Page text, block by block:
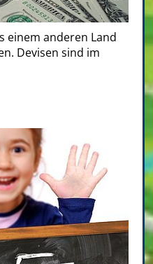
einem anderen Land
Devisen sind im